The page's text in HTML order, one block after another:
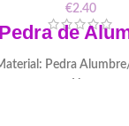
€2.40
Pedra de
Pedra